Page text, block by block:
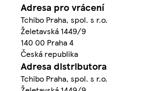
Adresa pro vrácení
Tchibo Praha, spol. s r.o.
Želetavská 1449/9
140 00 Praha 4
Česká republika
Adresa distributora
Tchibo Praha, spol. s r.o.